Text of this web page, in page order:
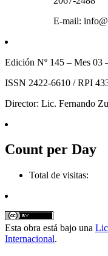
E-mail:
Edición Nº 145 – Mes 03
ISSN 2422-6610 / RPI
Director: Lic. Fernando
Count per Day
Total de visitas:
Esta obra está bajo una
Internacional.